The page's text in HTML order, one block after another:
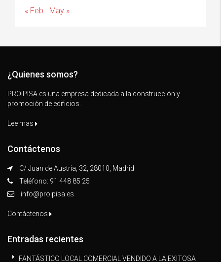
« Feb May »
¿Quienes somos?
PROIPISA es una empresa dedicada a la construcción y
promoción de edificios.
Lee mas
Contáctenos
C/ Juan de Austria, 32, 28010, Madrid
Teléfono: 91 448 85 25
info@proipisa.es
Contáctenos
Entradas recientes
¡FANTÁSTICO LOCAL COMERCIAL VENDIDO A LA EXITOSA